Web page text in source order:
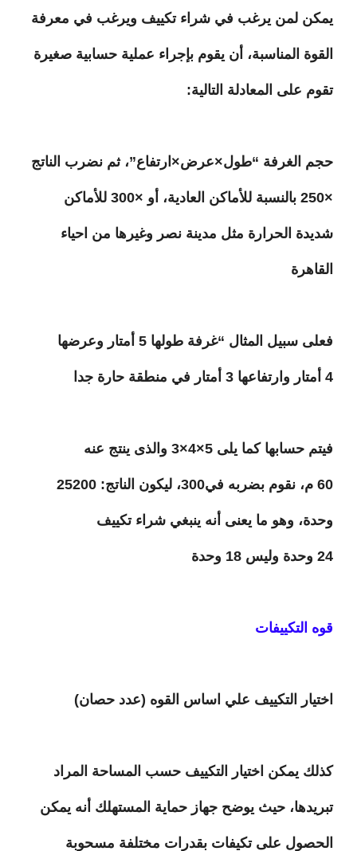
يمكن لمن يرغب في شراء تكييف ويرغب في معرفة
القوة المناسبة، أن يقوم بإجراء عملية حسابية صغيرة
تقوم على المعادلة التالية:
حجم الغرفة “طول×عرض×ارتفاع”، ثم نضرب الناتج
×250 بالنسبة للأماكن العادية، أو ×300 للأماكن
شديدة الحرارة مثل مدينة نصر وغيرها من احياء
القاهرة
فعلى سبيل المثال “غرفة طولها 5 أمتار وعرضها
4 أمتار وارتفاعها 3 أمتار في منطقة حارة جدا
فيتم حسابها كما يلى 5×4×3 والذى ينتج عنه
60 م، نقوم بضربه في300، ليكون الناتج: 25200
وحدة، وهو ما يعنى أنه ينبغي شراء تكييف
24 وحدة وليس 18 وحدة
قوه التكييفات
اختيار التكييف علي اساس القوه (عدد حصان)
كذلك يمكن اختيار التكييف حسب المساحة المراد
تبريدها، حيث يوضح جهاز حماية المستهلك أنه يمكن
الحصول على تكيفات بقدرات مختلفة مسحوبة